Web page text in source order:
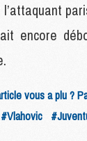
encore
vous a plu ?
#Vlahovic